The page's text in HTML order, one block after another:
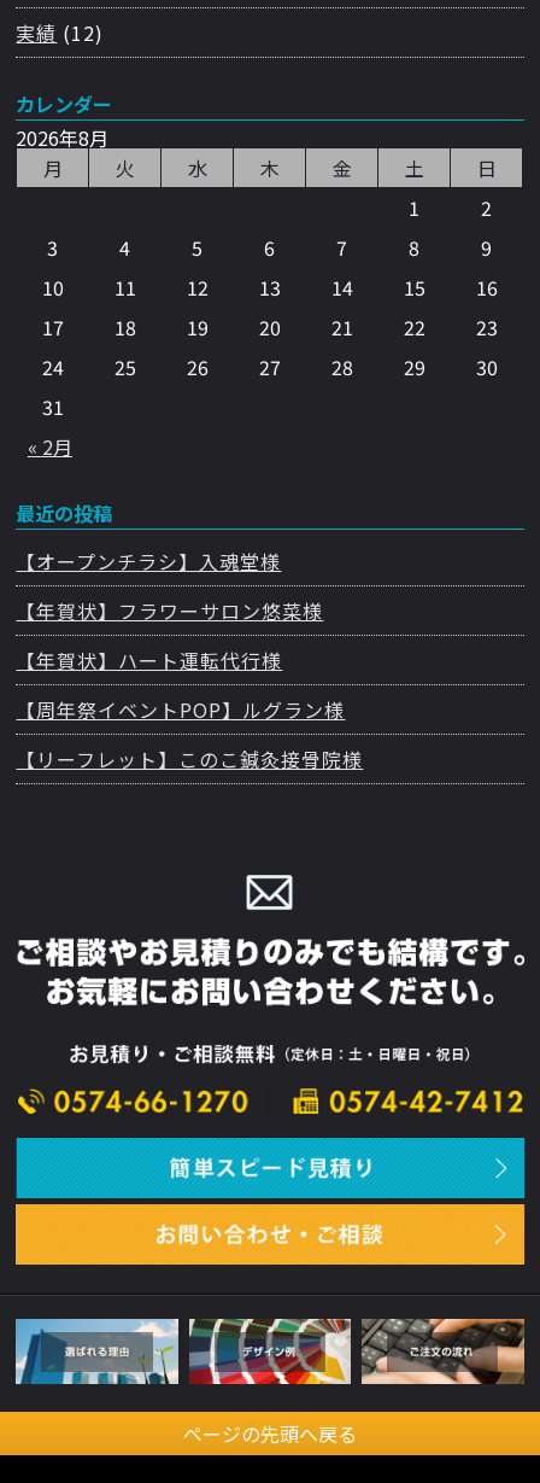
実績 (12)
カレンダー
2026年8月
月
火 水 木 金 土 日
« 2月
1
2
3
4 5 6 7 8
9
10
11 12 13 14 15
16
17
18 19 20 21 22
23
24
25 26 27 28 29
30
31
最近の投稿
【オープンチラシ】入魂堂様
【年賀状】フラワーサロン悠菜様
【年賀状】ハート運転代行様
【周年祭イベントPOP】ルグラン様
【リーフレット】このこ鍼灸接骨院様
ページの先頭へ戻る